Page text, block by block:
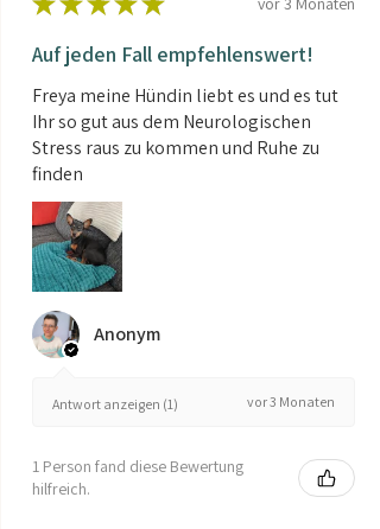
Auf jeden Fall empfehlenswert!
Freya meine Hündin liebt es und es tut
Ihr so gut aus dem Neurologischen
Stress raus zu kommen und Ruhe zu
finden
Anonym
Antwort anzeigen (1) vor 3 Monaten
1 Person fand diese Bewertung
hilfreich.